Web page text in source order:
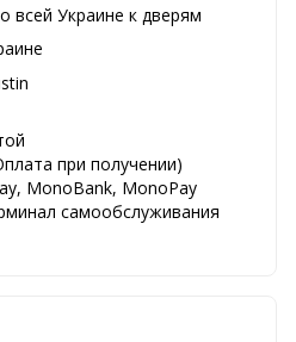
всей Украине к дверям
при получении)
MonoBank, MonoPay
самообслуживания